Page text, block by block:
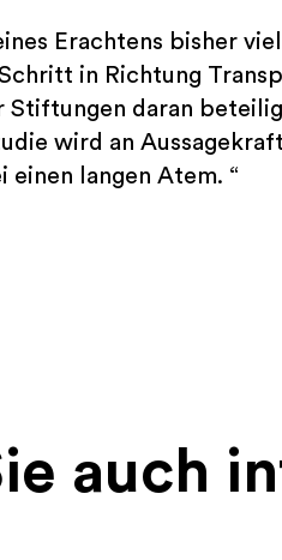
Erachtens bisher
in Richtung
Stiftungen daran
wird an
einen langen Atem. “
auch